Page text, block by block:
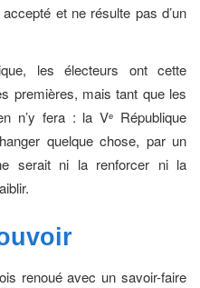
et ne résulte pas d’un
les électeurs ont cette
premières, mais tant que les
n’y fera : la Ve
République
quelque chose, par un
serait ni la renforcer ni la
renoué avec un savoir-faire